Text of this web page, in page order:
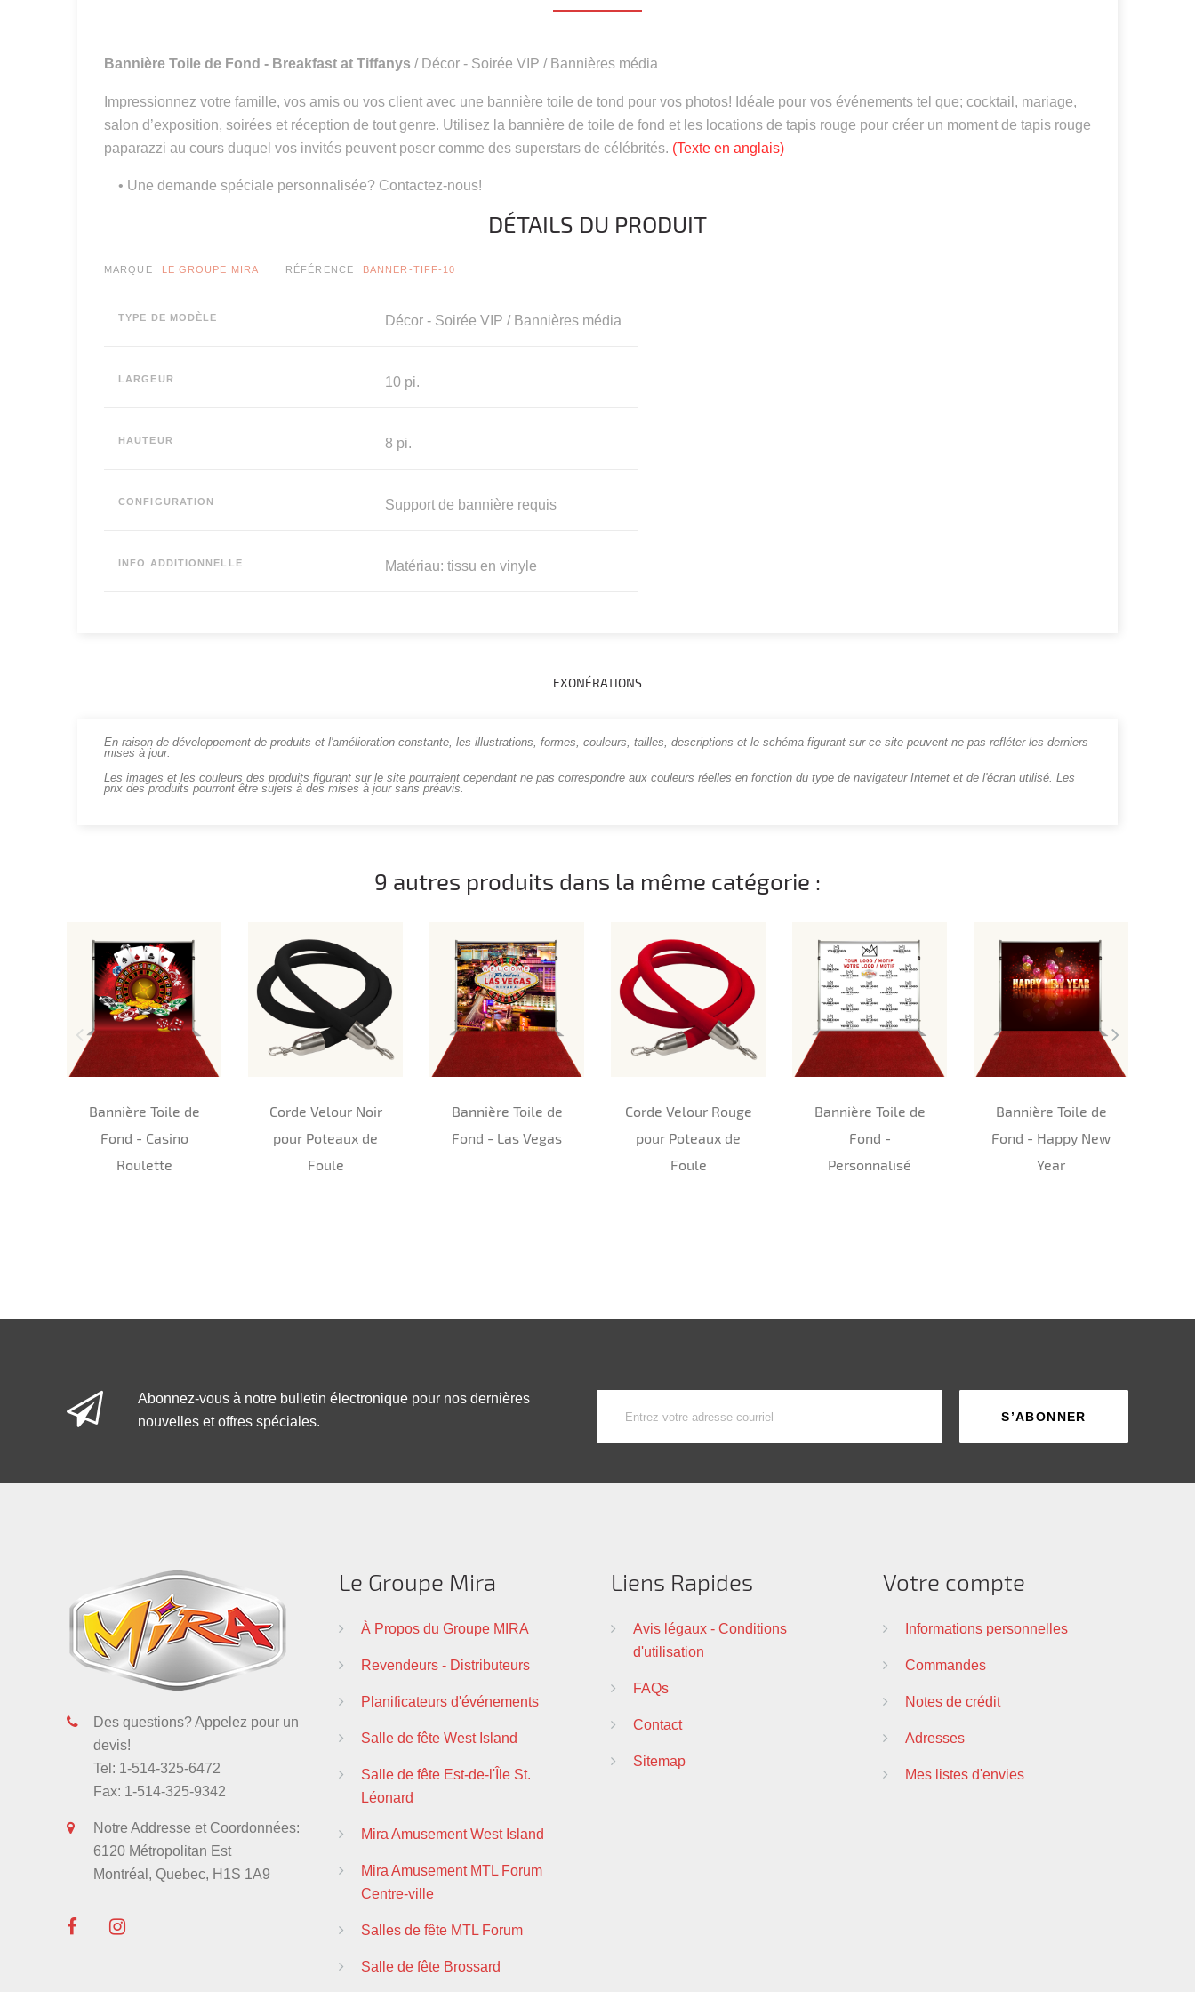
Bannière Toile de Fond - Breakfast at Tiffanys / Décor - Soirée VIP / Bannières média
Impressionnez votre famille, vos amis ou vos client avec une bannière toile de tond pour vos photos! Idéale pour vos événements tel que; cocktail, mariage,
salon d’exposition, soirées et réception de tout genre. Utilisez la bannière de toile de fond et les locations de tapis rouge pour créer un moment de tapis rouge
paparazzi au cours duquel vos invités peuvent poser comme des superstars de célébrités. (Texte en anglais)
• Une demande spéciale personnalisée? Contactez-nous!
DÉTAILS DU PRODUIT
MARQUE LE GROUPE MIRA RÉFÉRENCE BANNER-TIFF-10
TYPE DE MODÈLE Décor - Soirée VIP / Bannières média
LARGEUR 10 pi.
HAUTEUR 8 pi.
CONFIGURATION Support de bannière requis
INFO ADDITIONNELLE Matériau: tissu en vinyle
EXONÉRATIONS
En raison de développement de produits et l'amélioration constante, les illustrations, formes, couleurs, tailles, descriptions et le schéma figurant sur ce site peuvent ne pas refléter les derniers
mises à jour.
Les images et les couleurs des produits figurant sur le site pourraient cependant ne pas correspondre aux couleurs réelles en fonction du type de navigateur Internet et de l'écran utilisé. Les
prix des produits pourront être sujets à des mises à jour sans préavis.
9 autres produits dans la même catégorie :
Bannière Toile de
Fond - Casino
Roulette
Corde Velour Noir
pour Poteaux de
Foule
Bannière Toile de
Fond - Las Vegas
Corde Velour Rouge
pour Poteaux de
Foule
Bannière Toile de
Fond -
Personnalisé
Bannière Toile de
Fond - Happy New
Year
Abonnez-vous à notre bulletin électronique pour nos dernières
nouvelles et offres spéciales.
Des questions? Appelez pour un
devis!
Tel: 1-514-325-6472
Fax: 1-514-325-9342
Notre Addresse et Coordonnées:
6120 Métropolitan Est
Montréal, Quebec, H1S 1A9
Le Groupe Mira
À Propos du Groupe MIRA
Revendeurs - Distributeurs
Planificateurs d'événements
Salle de fête West Island
Salle de fête Est-de-l'Île St.
Léonard
Mira Amusement West Island
Mira Amusement MTL Forum
Centre-ville
Salles de fête MTL Forum
Salle de fête Brossard
Liens Rapides
Avis légaux - Conditions
d'utilisation
FAQs
Contact
Sitemap
Votre compte
Informations personnelles
Commandes
Notes de crédit
Adresses
Mes listes d'envies